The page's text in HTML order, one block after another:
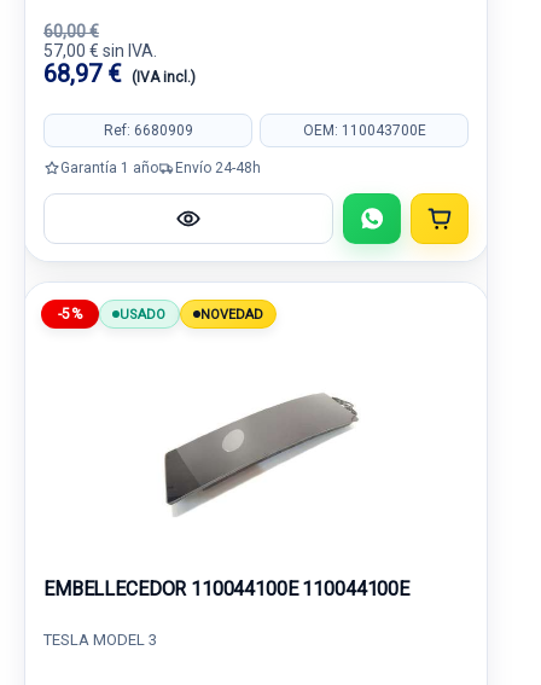
60,00 €
57,00 € sin IVA.
68,97 € (IVA incl.)
Ref: 6680909 OEM: 110043700E
Garantía 1 año Envío 24-48h
-5% USADO NOVEDAD
EMBELLECEDOR 110044100E 110044100E
TESLA MODEL 3